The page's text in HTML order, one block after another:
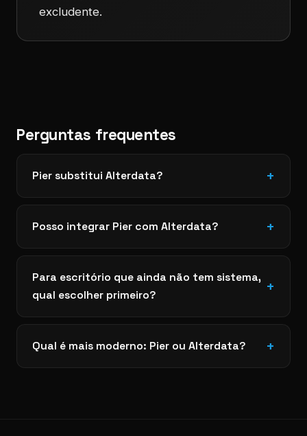
excludente.
Perguntas frequentes
Pier substitui Alterdata?
Posso integrar Pier com Alterdata?
Para escritório que ainda não tem sistema,
qual escolher primeiro?
Qual é mais moderno: Pier ou Alterdata?